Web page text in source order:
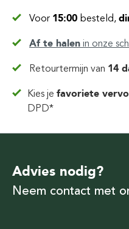
Voor 15:00 besteld,
Af te halen in onze
Retourtermijn van 14
Kies jefavoriete
DPD*
Advies nodig?
Neem contact met